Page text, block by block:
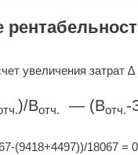
увеличения затрат ∆
)/Bотч. — (Bотч.-
(9418+4497))/18067 =